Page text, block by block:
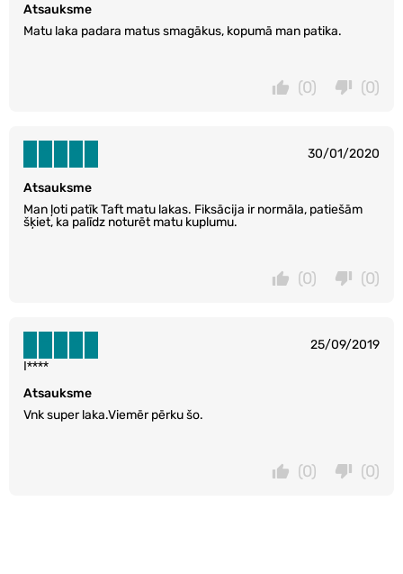
Atsauksme
Matu laka padara matus smagākus, kopumā man patika.
(0)
(0)
30/01/2020
Atsauksme
Man ļoti patīk Taft matu lakas. Fiksācija ir normāla, patiešām
šķiet, ka palīdz noturēt matu kuplumu.
(0)
(0)
25/09/2019
Atsauksme
Vnk super laka.Viemēr pērku šo.
I****
(0)
(0)